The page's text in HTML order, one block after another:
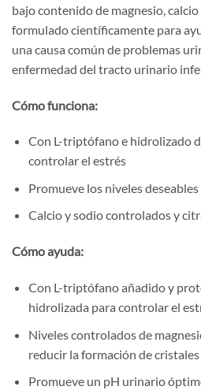
bajo contenido de magnesio,
formulado científicamente para
una causa común de problemas
enfermedad del tracto urinario
Cómo funciona:
Con L-triptófano e hidrolizado
controlar el estrés
Promueve los niveles
Calcio y sodio controlados y
Cómo ayuda:
Con L-triptófano añadido y
hidrolizada para controlar el
Niveles controlados de
reducir la formación de
Promueve un pH urinario